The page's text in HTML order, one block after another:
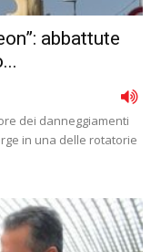
abbattute
dei danneggiamenti
in una delle rotatorie